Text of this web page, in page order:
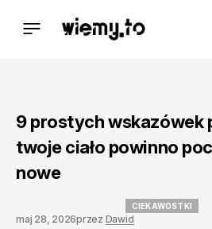
9 prostych wskazówek
twoje ciało powinno
nowe
CIEKAWOSTKI
maj 28, 2026przez Dawid